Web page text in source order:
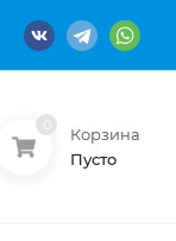
Корзина
Пусто